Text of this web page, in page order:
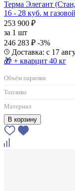
Терма Элегант
16 - 28 куб. м
253 900 ₽
за 1 шт
246 283 ₽ -3%
Доставка: с 17
🎁 + кварцит 40 кг
Объём парилки
Топливо
Материал
В корзину